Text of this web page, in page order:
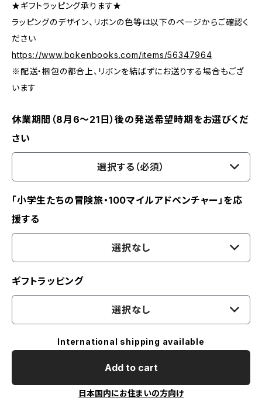
★ギフトラッピング承ります★
ラッピングのデザイン、リボンの色等は以下のページからご確認く
ださい
https://www.bokenbooks.com/items/56347964
※配送・梱包の都合上、リボンを結ばずにお送りする場合もござ
います
休業期間（8月6〜21日）後の発送希望時期をお選びくだ
さい
選択する（必須）
「小学生たちの冒険旅・100マイルアドベンチャー」を応
援する
選択なし
ギフトラッピング
選択なし
International shipping available
Add to cart
日本国内にお住まいの方向け